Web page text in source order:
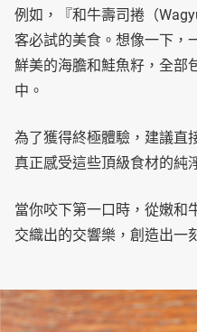
例如，『和牛壽司捲（
客必試的美食。想像一下，
鮮美的海膽和鮭魚籽，全部
中。
為了獲得終極體驗，建議直
真正感受這些頂級食材的純
當你咬下第一口時，從嫩和
交織出的交響樂，創造出一